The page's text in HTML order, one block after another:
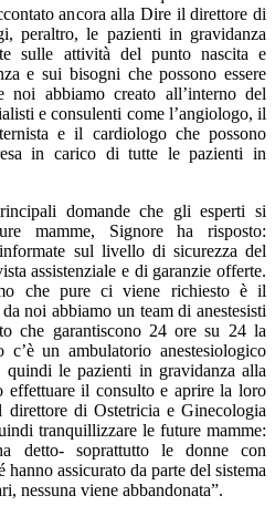
ancora alla Dire il direttore di
peraltro, le pazienti in gravidanza
sulle attività del punto nascita e
e sui bisogni che possono essere
noi abbiamo creato all’interno del
e consulenti come l’angiologo, il
e il cardiologo che possono
in carico di tutte le pazienti in
domande che gli esperti si
mamme, Signore ha risposto:
sul livello di sicurezza del
assistenziale e di garanzie offerte.
che pure ci viene richiesto è il
noi abbiamo un team di anestesisti
che garantiscono 24 ore su 24 la
c’è un ambulatorio anestesiologico
quindi le pazienti in gravidanza alla
effettuare il consulto e aprire la loro
direttore di Ostetricia e Ginecologia
tranquillizzare le future mamme:
detto- soprattutto le donne con
assicurato da parte del sistema
nessuna viene abbandonata”.